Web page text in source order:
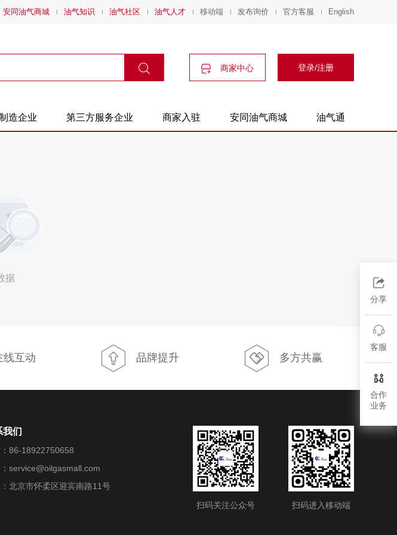
安同油气商城 油气知识 油气社区 油气人才 移动端 发布询价 官方客服 English
商家中心 登录/注册
造企业 第三方服务企业 商家入驻 安同油气商城 油气通
据
分享
客服
合作
业务
线互动 品牌提升 多方共赢
我们
86-18922750658
service@oilgasmall.com
北京市怀柔区迎宾南路11号
扫码关注公众号
扫码进入移动端